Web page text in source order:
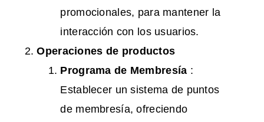
promocionales, para mantener la
interacción con los usuarios.
Operaciones de productos
Programa de Membresía :
Establecer un sistema de puntos
de membresía, ofreciendo